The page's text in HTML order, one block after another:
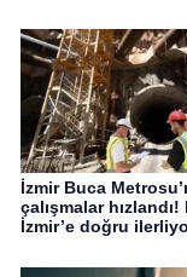
İzmir Buca
çalışmalar hızlandı!
İzmir’e doğru